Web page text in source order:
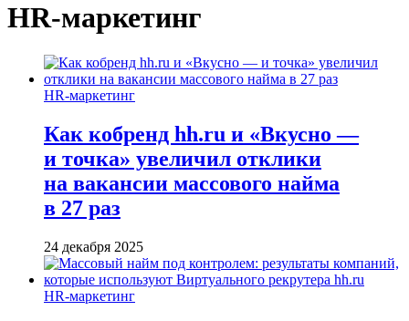
HR-маркетинг
HR-маркетинг
Как кобренд hh.ru и «Вкусно —
и точка» увеличил отклики
на вакансии массового найма
в 27 раз
24 декабря 2025
HR-маркетинг